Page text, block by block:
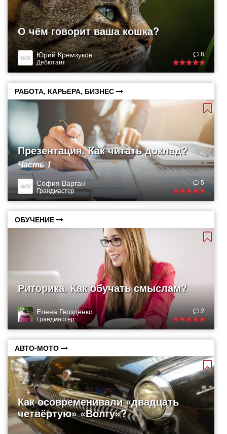
О чём говорит ваша кошка?
Юрий Кремзуков
Дебютант
8
РАБОТА, КАРЬЕРА, БИЗНЕС
Презентация. Как читать доклад?
Часть 1
София Варган
Грандмастер
5
ОБУЧЕНИЕ
Риторика. Как обучать смыслам?
Елена Гвозденко
Грандмастер
2
АВТО-МОТО
Как осовременивали «двадцать
четвёртую» «Волгу»?